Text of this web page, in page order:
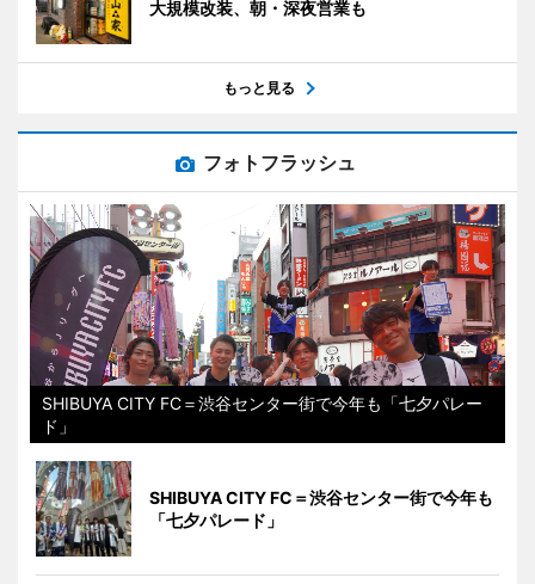
大規模改装、朝・深夜営業も
もっと見る
フォトフラッシュ
SHIBUYA CITY FC＝渋谷センター街で今年も「七夕パレー
ド」
SHIBUYA CITY FC＝渋谷センター街で今年も
「七夕パレード」